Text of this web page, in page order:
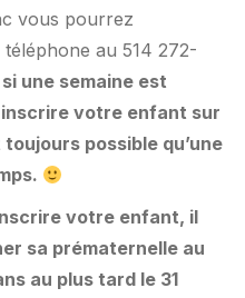
vous pourrez
au 514 272-
une semaine est
inscrire votre enfant sur
possible qu’une
votre enfant, il
sa prématernelle au
au plus tard le 31